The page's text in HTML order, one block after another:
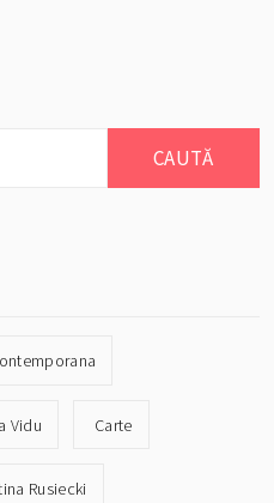
Vidu Carte
Rusiecki